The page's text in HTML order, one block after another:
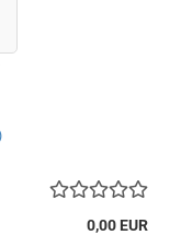
0,00 EUR